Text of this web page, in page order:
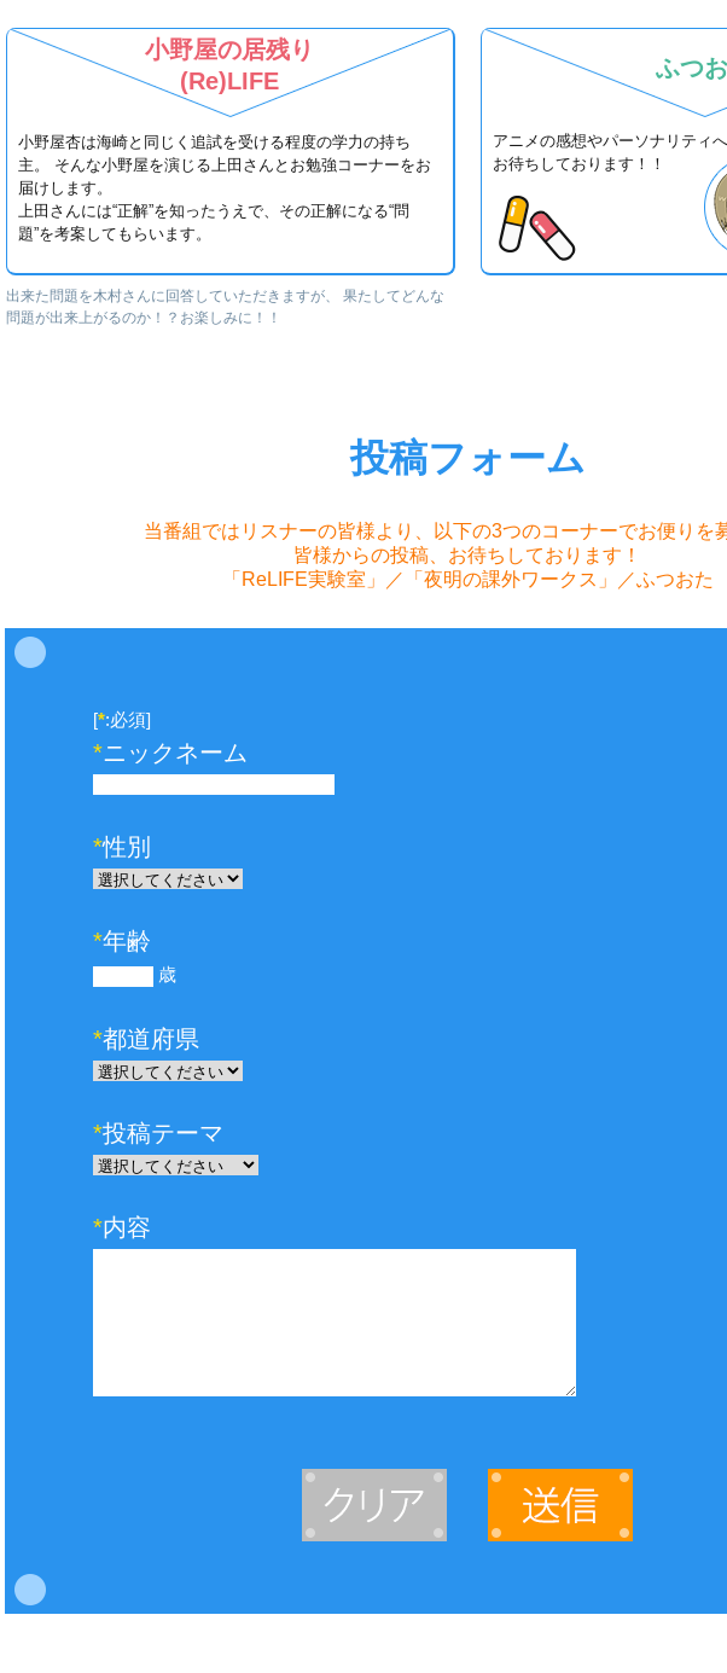
小野屋の居残り
(Re)LIFE
小野屋杏は海崎と同じく追試を受ける程度の学力の持ち
主。 そんな小野屋を演じる上田さんとお勉強コーナーをお
届けします。
上田さんには“正解”を知ったうえで、その正解になる“問
題”を考案してもらいます。
出来た問題を木村さんに回答していただきますが、 果たしてどんな
問題が出来上がるのか！？お楽しみに！！
ふつ
アニメの感想やパーソナリティ
お待ちしております！！
投稿フォーム
当番組ではリスナーの皆様より、以下の3つのコーナーでお便りを
皆様からの投稿、お待ちしております！
「ReLIFE実験室」／「夜明の課外ワークス」／ふつおた
[*:必須]
*ニックネーム
*性別
*年齢
歳
*都道府県
*投稿テーマ
*内容